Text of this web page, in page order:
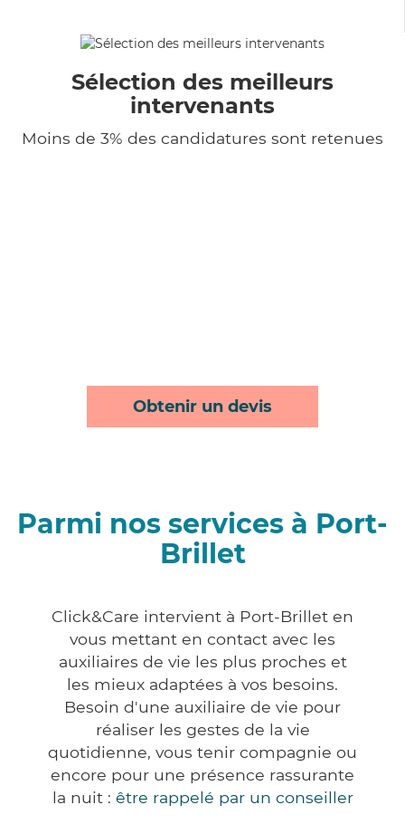
Sélection des meilleurs
intervenants
Moins de 3% des candidatures sont retenues
Obtenir un devis
Parmi nos services à Port-
Brillet
Click&Care intervient à Port-Brillet en
vous mettant en contact avec les
auxiliaires de vie les plus proches et
les mieux adaptées à vos besoins.
Besoin d'une auxiliaire de vie pour
réaliser les gestes de la vie
quotidienne, vous tenir compagnie ou
encore pour une présence rassurante
la nuit : être rappelé par un conseiller